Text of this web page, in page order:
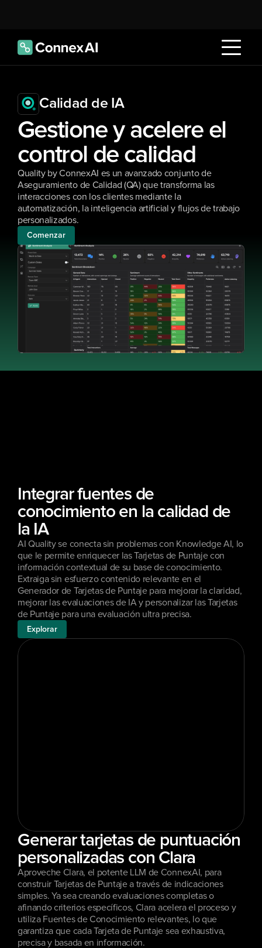
Integrar fuentes de
conocimiento en la calidad de
la IA
AI Quality se conecta sin problemas con Knowledge AI, lo
que le permite enriquecer las Tarjetas de Puntaje con
información contextual de su base de conocimiento.
Extraiga sin esfuerzo contenido relevante en el
Generador de Tarjetas de Puntaje para mejorar la claridad,
mejorar las evaluaciones de IA y personalizar las Tarjetas
de Puntaje para una evaluación ultra precisa.
Explorar
Generar tarjetas de puntuación
personalizadas con Clara
Aproveche Clara, el potente LLM de ConnexAI, para
construir Tarjetas de Puntaje a través de indicaciones
simples. Ya sea creando evaluaciones completas o
afinando criterios específicos, Clara acelera el proceso y
utiliza Fuentes de Conocimiento relevantes, lo que
garantiza que cada Tarjeta de Puntaje sea exhaustiva,
precisa y basada en información.
Calidad de IA
Gestione y acelere el
control de calidad
Quality by ConnexAI es un avanzado conjunto de
Aseguramiento de Calidad (QA) que transforma las
interacciones con los clientes mediante la
automatización, la inteligencia artificial y flujos de trabajo
personalizados.
Comenzar